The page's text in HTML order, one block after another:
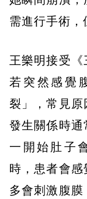
需進行手術，
王樂明接受
若突然感覺
裂」，常見
發生關係時通
一開始肚子
時，患者會
多會刺激腹